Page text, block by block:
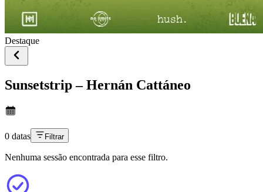
Destaque
Sunsetstrip – Hernán Cattáneo
0 datas Filtrar
Nenhuma sessão encontrada para esse filtro.